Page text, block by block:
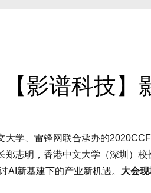
【影谱科技
大学、雷锋网联合承办的
郑志明，香港中文大学（深圳）
AI新基建下的产业新机遇。 大会